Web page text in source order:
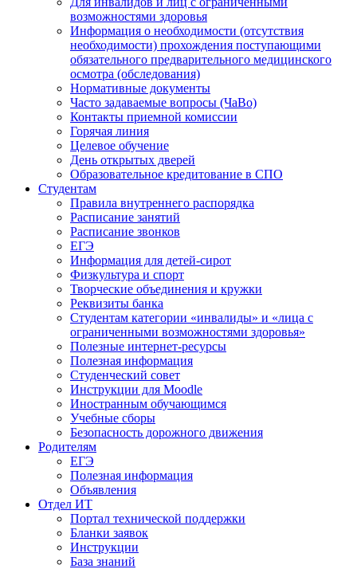
возможностями здоровья
Информация о необходимости (отсутствия
необходимости) прохождения поступающими
обязательного предварительного медицинского
осмотра (обследования)
Нормативные документы
Часто задаваемые вопросы (ЧаВо)
Контакты приемной комиссии
Горячая линия
Целевое обучение
День открытых дверей
Образовательное кредитование в СПО
Студентам
Правила внутреннего распорядка
Расписание занятий
Расписание звонков
ЕГЭ
Информация для детей-сирот
Физкультура и спорт
Творческие объединения и кружки
Реквизиты банка
Студентам категории «инвалиды» и «лица с
ограниченными возможностями здоровья»
Полезные интернет-ресурсы
Полезная информация
Студенческий совет
Инструкции для Moodle
Иностранным обучающимся
Учебные сборы
Безопасность дорожного движения
Родителям
ЕГЭ
Полезная информация
Объявления
Отдел ИТ
Портал технической поддержки
Бланки заявок
Инструкции
База знаний